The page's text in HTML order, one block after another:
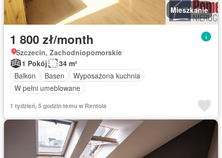
Mieszkanie
1 800 zł/month
Szczecin, Zachodniopomorskie
1 Pokój
34 m²
Balkon
Basen
Wyposażona kuchnia
W pełni umeblowane
1 tydzień, 5 godzin temu w Rentola